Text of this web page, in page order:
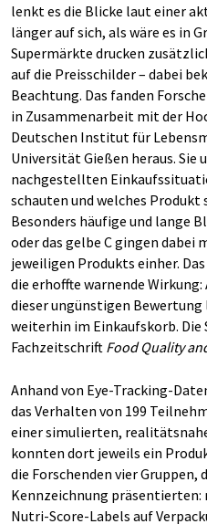
lenkt es die Blicke laut einer
länger auf sich, als wäre es in
Supermärkte drucken
auf die Preisschilder – dabei
Beachtung. Das fanden
in Zusammenarbeit mit der
Deutschen Institut für
Universität Gießen heraus. Sie
nachgestellten
schauten und welches
Besonders häufige und lange
oder das gelbe C gingen dabei
jeweiligen Produkts einher.
die erhoffte warnende
dieser ungünstigen
weiterhin im Einkaufskorb. Die
Fachzeitschrift Food Quality
Anhand von Eye-Tracking-
das Verhalten von 199
einer simulierten,
konnten dort jeweils ein
die Forschenden vier Gruppen,
Kennzeichnung
Nutri-Score-Labels auf